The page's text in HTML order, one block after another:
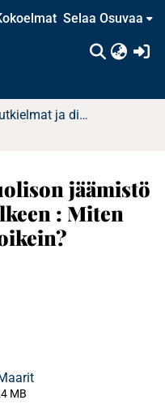
Selaa Osuvaa
Pro gradu -tutkielmat ja diplomityöt
jäämistö
: Miten
MB